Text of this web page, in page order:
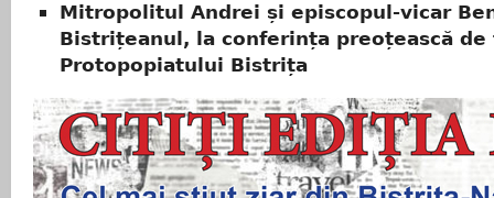
Mitropolitul Andrei și episcopul-vicar
Bistrițeanul, la conferința preoțească de
Protopopiatului Bistrița